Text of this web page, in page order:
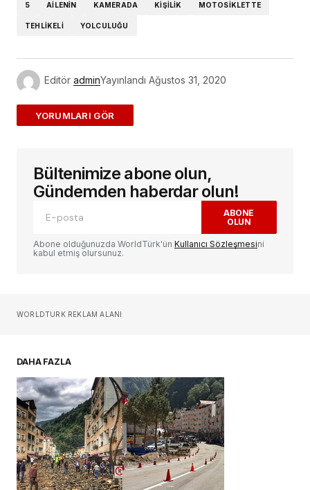
5 AILENIN KAMERADA KIŞILIK MOTOSIKLETTE
TEHLIKELI YOLCULUĞU
Editör adminYayınlandı Ağustos 31, 2020
ADD A COMMENT
E-posta adresiniz yayınlanmayacak.
alanlar*ile işaretlenmişlerdir
Yorum
Sizin adınız*
Daha sonraki yorumlarımda kullanılması için
adım, e-posta adresim ve site adresim bu
tarayıcıya kaydedilsin.
Bültenimize abone olun,
Gündemden haberdar olun!
ABONE
OLUN
Abone olduğunuzda WorldTürk'ün Kullanıcı Sözleşmesini
kabul etmiş olursunuz.
WORLDTURK REKLAM ALANI
DAHA FAZLA